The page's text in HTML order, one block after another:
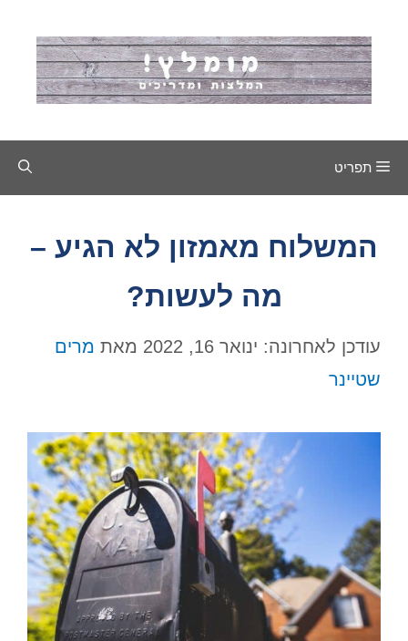
לתוכן
תפריט
המשלוח מאמזון לא הגיע –
מה לעשות?
עודכן לאחרונה: ינואר 16, 2022 מאת מרים
שטיינר